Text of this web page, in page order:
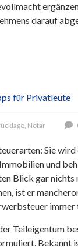
darauf
für Privatleute
, Notar
Sie wird
und
Blick gar
ist er
Teileigentum
Bekannt